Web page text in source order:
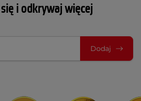
i odkrywaj więcej
Dodaj